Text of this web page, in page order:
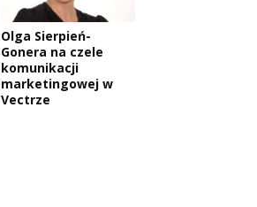
Olga Sierpień-
Gonera na czele
komunikacji
marketingowej w
Vectrze